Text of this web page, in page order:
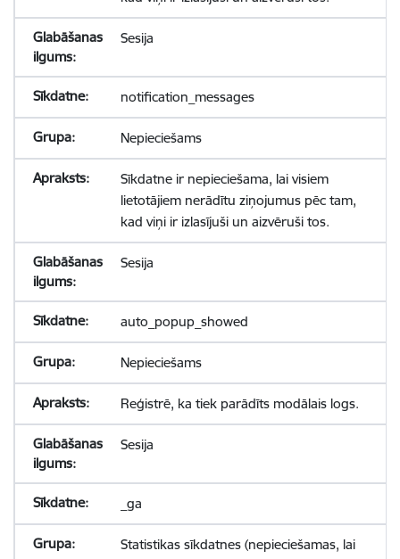
Sesija
notification_messages
Nepieciešams
Sīkdatne ir nepieciešama, lai visiem
lietotājiem nerādītu ziņojumus pēc tam,
kad viņi ir izlasījuši un aizvēruši tos.
Sesija
auto_popup_showed
Nepieciešams
Reģistrē, ka tiek parādīts modālais logs.
Sesija
_ga
Statistikas sīkdatnes (nepieciešamas, lai